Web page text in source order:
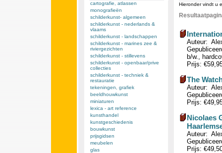
cartografie, atlassen
monografieën
schilderkunst- algemeen
schilderkunst - nederlands &
vlaams
schilderkunst - landschappen
schilderkunst - marines zee &
riviergezichten
schilderkunst - stillevens
schilderkunst - openbaar/prive
collecties
schilderkunst - techniek &
restauratie
tekeningen, grafiek
beeldhouwkunst
miniaturen
lexica - art reference
kunsthandel
kunstgeschiedenis
bouwkunst
prijsgidsen
meubelen
glas
Hieronder vindt u
Auteur:
b/w.,
Prijs:
The
Auteur:
Prijs:
Nicolaes
Auteur:
Prijs: